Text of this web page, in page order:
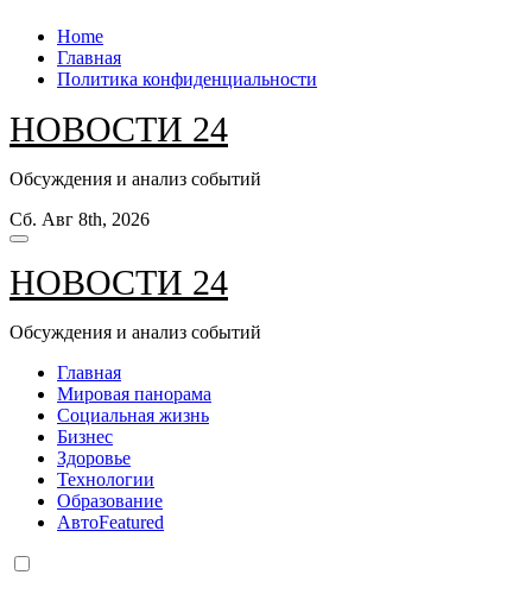
Перейти
содержанию
Home
Главная
Политика конфиденциальности
НОВОСТИ 24
Обсуждения и анализ событий
Сб. Авг 8th, 2026
НОВОСТИ 24
Обсуждения и анализ событий
Главная
Мировая панорама
Социальная жизнь
Бизнес
Здоровье
Технологии
Образование
АвтоFeatured